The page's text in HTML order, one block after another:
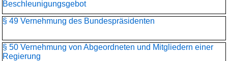
Beschleunigungsgebot
§ 49 Vernehmung des Bundespräsidenten
§ 50 Vernehmung von Abgeordneten und Mitgliedern einer
Regierung